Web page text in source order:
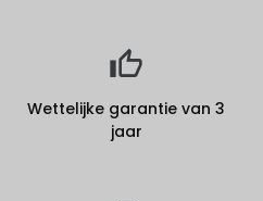
Wettelijke garantie van 3
jaar